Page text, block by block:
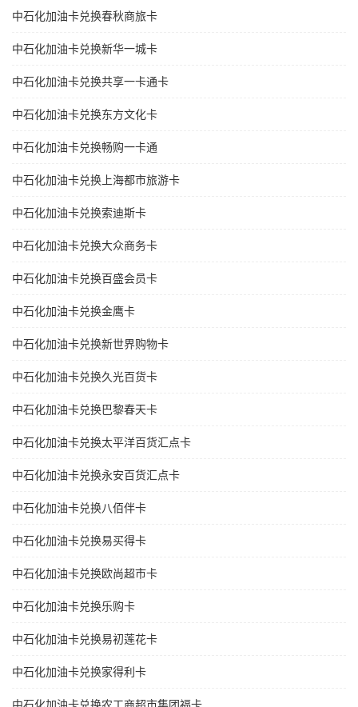
中石化加油卡兑换春秋商旅卡
中石化加油卡兑换新华一城卡
中石化加油卡兑换共享一卡通卡
中石化加油卡兑换东方文化卡
中石化加油卡兑换畅购一卡通
中石化加油卡兑换上海都市旅游卡
中石化加油卡兑换索迪斯卡
中石化加油卡兑换大众商务卡
中石化加油卡兑换百盛会员卡
中石化加油卡兑换金鹰卡
中石化加油卡兑换新世界购物卡
中石化加油卡兑换久光百货卡
中石化加油卡兑换巴黎春天卡
中石化加油卡兑换太平洋百货汇点卡
中石化加油卡兑换永安百货汇点卡
中石化加油卡兑换八佰伴卡
中石化加油卡兑换易买得卡
中石化加油卡兑换欧尚超市卡
中石化加油卡兑换乐购卡
中石化加油卡兑换易初莲花卡
中石化加油卡兑换家得利卡